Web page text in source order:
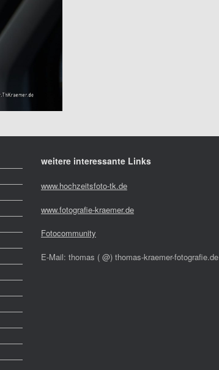
weitere interessante Links
www.hochzeitsfoto-tk.de
www.fotografie-kraemer.de
Fotocommunity
E-Mail: thomas ( @) thomas-kraemer-fotografie.de